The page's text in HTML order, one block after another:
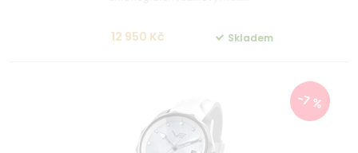
12 950 Kč Skladem
-7 %